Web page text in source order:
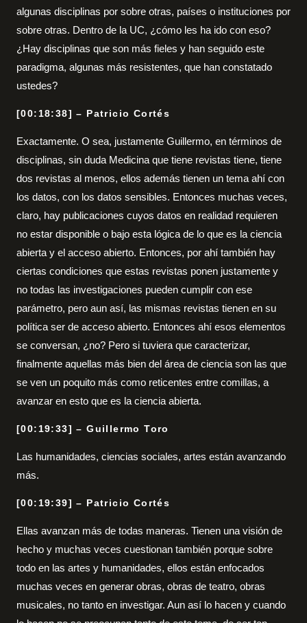
algunas disciplinas por sobre otras, países o instituciones por
sobre otras. Dentro de la UC, ¿cómo les ha ido con eso?
¿Hay disciplinas que son más fieles y han seguido este
paradigma, algunas más resistentes, que han constatado
ustedes?
[00:18:38] – Patricio Cortés
Exactamente. O sea, justamente Guillermo, en términos de
disciplinas, sin duda Medicina que tiene revistas tiene, tiene
dos revistas al menos, ellos además tienen un tema ahí con
los datos, con los datos sensibles. Entonces muchas veces,
claro, hay publicaciones cuyos datos en realidad requieren
no estar disponible o bajo esta lógica de lo que es la ciencia
abierta y el acceso abierto. Entonces, por ahí también hay
ciertas condiciones que estas revistas ponen justamente y
no todas las investigaciones pueden cumplir con ese
parámetro, pero aun así, las mismas revistas tienen en su
política ser de acceso abierto. Entonces ahí esos elementos
se conversan, ¿no? Pero si tuviera que caracterizar,
finalmente aquellas más bien del área de ciencia son las que
se ven un poquito más como reticentes entre comillas, a
avanzar en esto que es la ciencia abierta.
[00:19:33] – Guillermo Toro
Las humanidades, ciencias sociales, artes están avanzando
más.
[00:19:39] – Patricio Cortés
Ellas avanzan más de todas maneras. Tienen una visión de
hecho y muchas veces cuestionan también porque sobre
todo en las artes y humanidades, ellos están enfocados
muchas veces en generar obras, obras de teatro, obras
musicales, no tanto en investigar. Aun así lo hacen y cuando